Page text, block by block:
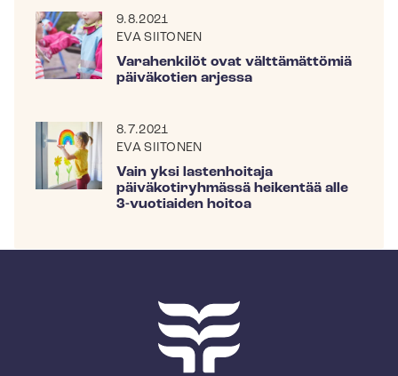
9.8.2021
EVA SIITONEN
Varahenkilöt ovat välttämättömiä
päiväkotien arjessa
8.7.2021
EVA SIITONEN
Vain yksi lastenhoitaja
päiväkotiryhmässä heikentää alle
3-vuotiaiden hoitoa